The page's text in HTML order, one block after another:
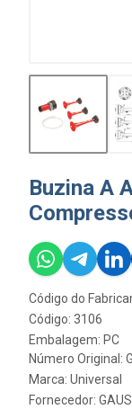
Buzina A
Código do
Código: 3106
Embalagem: PC
Número Original:
Marca: Universal
Fornecedor: